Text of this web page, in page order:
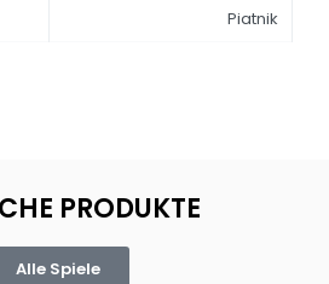
Piatnik
PRODUKTE
Alle Spiele